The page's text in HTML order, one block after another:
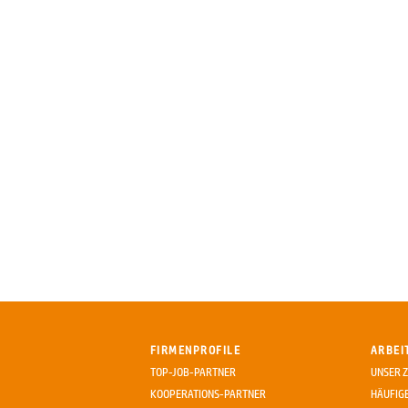
FIRMENPROFILE
TOP-JOB-PARTNER
KOOPERATIONS-PARTNER
UNSER